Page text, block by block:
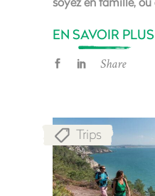
EN SAVOIR PLUS
Share
Trips